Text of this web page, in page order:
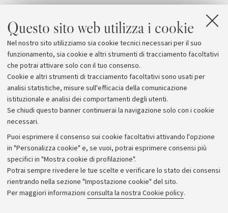
Questo sito web utilizza i cookie
Nel nostro sito utilizziamo sia cookie tecnici necessari per il suo
funzionamento, sia cookie e altri strumenti di tracciamento facoltativi
che potrai attivare solo con il tuo consenso.
Cookie e altri strumenti di tracciamento facoltativi sono usati per
analisi statistiche, misure sull'efficacia della comunicazione
istituzionale e analisi dei comportamenti degli utenti.
Se chiudi questo banner continuerai la navigazione solo con i cookie
necessari.
Puoi esprimere il consenso sui cookie facoltativi attivando l'opzione
in "Personalizza cookie" e, se vuoi, potrai esprimere consensi più
specifici in "Mostra cookie di profilazione".
Potrai sempre rivedere le tue scelte e verificare lo stato dei consensi
rientrando nella sezione "Impostazione cookie" del sito.
Per maggiori informazioni consulta la nostra Cookie policy.
Una tesi che non solo appare incontrare accoglienza tra
autorevoli studiosi (tra gli altri Emilio Pasquini e Mirko
Tavoni), ma finisce anche perriconciliare filologi e
neurologialla ricerca di una conoscenza più
approfondita della vita e delle opere di Dante.
Archivio
Comunicati stampa
Redazione
Rassegna stampa